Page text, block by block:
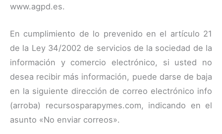
www.agpd.es.
En cumplimiento de lo prevenido en el artículo 21
de la Ley 34/2002 de servicios de la sociedad de la
información y comercio electrónico, si usted no
desea recibir más información, puede darse de baja
en la siguiente dirección de correo electrónico info
(arroba) recursosparapymes.com, indicando en el
asunto «No enviar correos».